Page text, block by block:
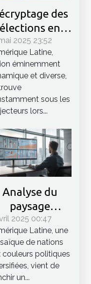
des
élections en
Latine
et
futurs
2025 23:52
Latine,
éminemment
et diverse,
sous les
lors...
Analyse du
paysage
politique en
Latine
après les
élections de
2023
2025 00:47
Latine, une
de nations
couleurs politiques
vient de
un...